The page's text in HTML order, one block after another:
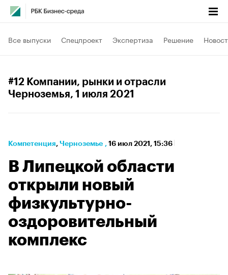
Все выпуски Спецпроект Экспертиза Решение
#12 Компании, рынки и отрасли
Черноземья, 1 июля 2021
Компетенция⁠, Черноземье , 16 июл 2021, 15:36
В Липецкой области
открыли новый
физкультурно-
оздоровительный
комплекс